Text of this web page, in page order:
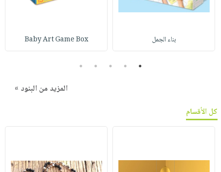
بناء الجمل Baby Art Game Box
1
2
3
4
5
المزيد من البنود »
كل الأقسام